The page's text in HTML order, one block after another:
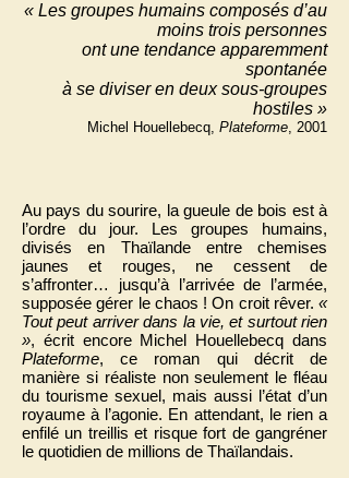
« Les groupes humains composés d’au
moins trois personnes
ont une tendance apparemment
spontanée
à se diviser en deux sous-groupes
hostiles »
Michel Houellebecq, Plateforme, 2001
Au pays du sourire, la gueule de bois est à
l’ordre du jour. Les groupes humains,
divisés en Thaïlande entre chemises
jaunes et rouges, ne cessent de
s’affronter… jusqu’à l’arrivée de l’armée,
supposée gérer le chaos ! On croit rêver. «
Tout peut arriver dans la vie, et surtout rien
», écrit encore Michel Houellebecq dans
Plateforme, ce roman qui décrit de
manière si réaliste non seulement le fléau
du tourisme sexuel, mais aussi l’état d’un
royaume à l’agonie. En attendant, le rien a
enfilé un treillis et risque fort de gangréner
le quotidien de millions de Thaïlandais.